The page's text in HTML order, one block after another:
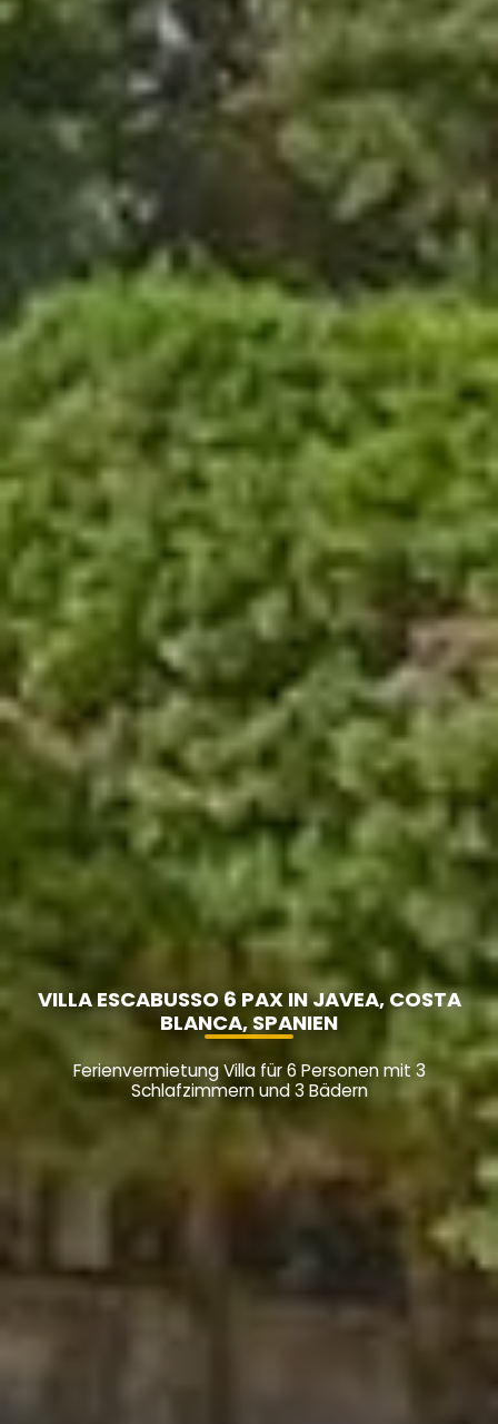
VILLA ESCABUSSO 6 PAX IN JAVEA, COSTA
BLANCA, SPANIEN
Ferienvermietung Villa für 6 Personen mit 3
Schlafzimmern und 3 Bädern